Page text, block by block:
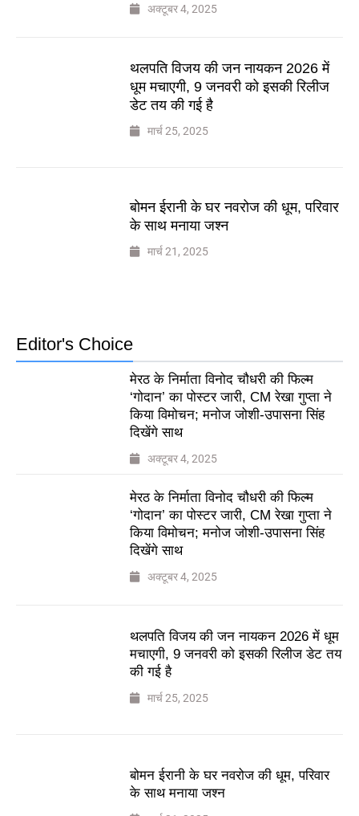
अक्टूबर 4, 2025
थलपति विजय की जन नायकन 2026 में
धूम मचाएगी, 9 जनवरी को इसकी रिलीज
डेट तय की गई है
मार्च 25, 2025
बोमन ईरानी के घर नवरोज की धूम, परिवार
के साथ मनाया जश्न
मार्च 21, 2025
Editor's Choice
मेरठ के निर्माता विनोद चौधरी की फिल्म
‘गोदान’ का पोस्टर जारी, CM रेखा गुप्ता ने
किया विमोचन; मनोज जोशी-उपासना सिंह
दिखेंगे साथ
अक्टूबर 4, 2025
मेरठ के निर्माता विनोद चौधरी की फिल्म
‘गोदान’ का पोस्टर जारी, CM रेखा गुप्ता ने
किया विमोचन; मनोज जोशी-उपासना सिंह
दिखेंगे साथ
अक्टूबर 4, 2025
थलपति विजय की जन नायकन 2026 में धूम
मचाएगी, 9 जनवरी को इसकी रिलीज डेट तय
की गई है
मार्च 25, 2025
बोमन ईरानी के घर नवरोज की धूम, परिवार
के साथ मनाया जश्न